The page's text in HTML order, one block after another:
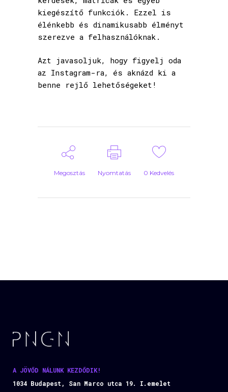
kiegészítő funkciók. Ezzel is
élénkebb és dinamikusabb élményt
szerezve a felhasználóknak.
Azt javasoljuk, hogy figyelj oda
az Instagram-ra, és aknázd ki a
benne rejlő lehetőségeket!
Megosztás Nyomtatás 0 Kedvelés
A JÖVŐD NÁLUNK KEZDŐDIK!
1034 Budapest, San Marco utca 19. I.emelet